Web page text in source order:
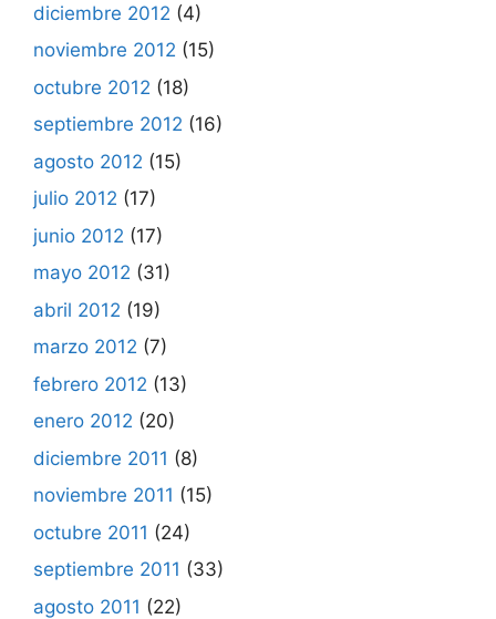
diciembre 2012 (4)
noviembre 2012 (15)
octubre 2012 (18)
septiembre 2012 (16)
agosto 2012 (15)
julio 2012 (17)
junio 2012 (17)
mayo 2012 (31)
abril 2012 (19)
marzo 2012 (7)
febrero 2012 (13)
enero 2012 (20)
diciembre 2011 (8)
noviembre 2011 (15)
octubre 2011 (24)
septiembre 2011 (33)
agosto 2011 (22)